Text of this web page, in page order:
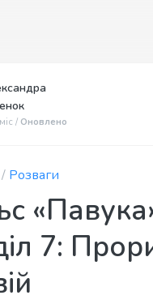
/ Оновлено
/ Розваги
7: